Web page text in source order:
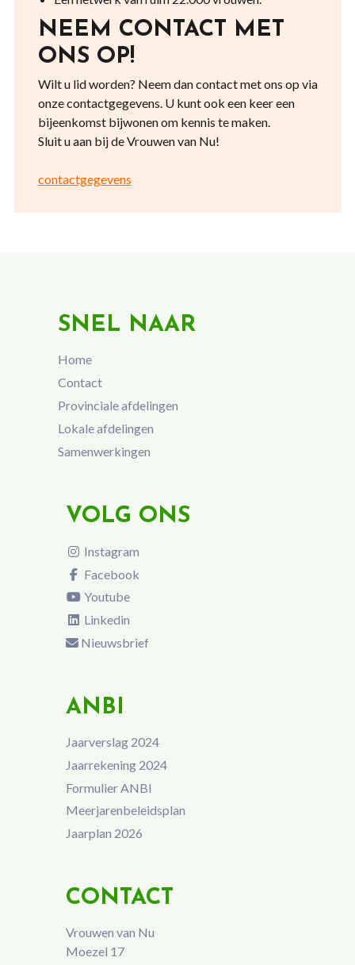
NEEM CONTACT MET
ONS OP!
Wilt u lid worden? Neem dan contact met ons op via
onze contactgegevens. U kunt ook een keer een
bijeenkomst bijwonen om kennis te maken.
Sluit u aan bij de Vrouwen van Nu!
contactgegevens
SNEL NAAR
Home
Contact
Provinciale afdelingen
Lokale afdelingen
Samenwerkingen
VOLG ONS
Instagram
Facebook
Youtube
Linkedin
Nieuwsbrief
ANBI
Jaarverslag 2024
Jaarrekening 2024
Formulier ANBI
Meerjarenbeleidsplan
Jaarplan 2026
CONTACT
Vrouwen van Nu
Moezel 17